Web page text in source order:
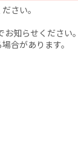
さい。
知らせください。
合があります。